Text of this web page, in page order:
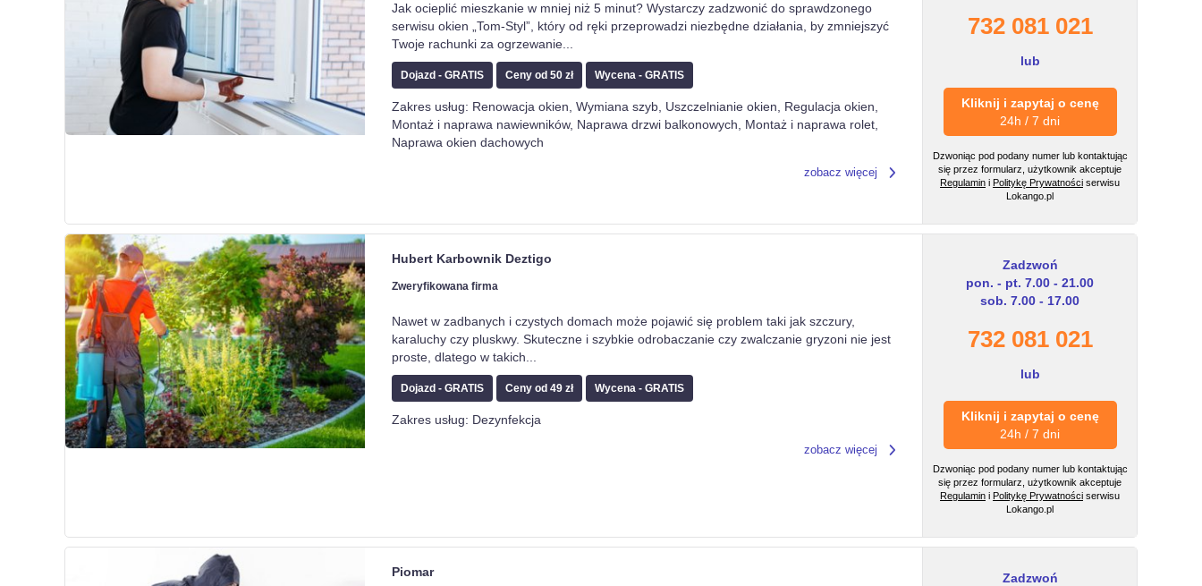
Jak ocieplić mieszkanie w mniej niż 5 minut? Wystarczy zadzwonić do sprawdzonego
serwisu okien „Tom-Styl”, który od ręki przeprowadzi niezbędne działania, by zmniejszyć
Twoje rachunki za ogrzewanie
Dojazd - GRATIS Ceny od 50 zł Wycena - GRATIS
Zakres usług: Renowacja okien, Wymiana szyb, Uszczelnianie okien, Regulacja okien,
Montaż i naprawa nawiewników, Naprawa drzwi balkonowych, Montaż i naprawa rolet,
Naprawa okien dachowych
zobacz więcej
732 081 021
lub
Kliknij i zapytaj o cenę
24h / 7 dni
Dzwoniąc pod podany numer lub kontaktując
się przez formularz, użytkownik akceptuje
Regulamin i Politykę Prywatności serwisu
Lokango.pl
Hubert Karbownik Deztigo
Zweryfikowana firma
Nawet w zadbanych i czystych domach może pojawić się problem taki jak szczury,
karaluchy czy pluskwy. Skuteczne i szybkie odrobaczanie czy zwalczanie gryzoni nie jest
proste, dlatego w takich
Dojazd - GRATIS Ceny od 49 zł Wycena - GRATIS
Zakres usług: Dezynfekcja
zobacz więcej
Zadzwoń
pon. - pt. 7.00 - 21.00
sob. 7.00 - 17.00
732 081 021
lub
Kliknij i zapytaj o cenę
24h / 7 dni
Dzwoniąc pod podany numer lub kontaktując
się przez formularz, użytkownik akceptuje
Regulamin i Politykę Prywatności serwisu
Lokango.pl
Piomar
Zadzwoń